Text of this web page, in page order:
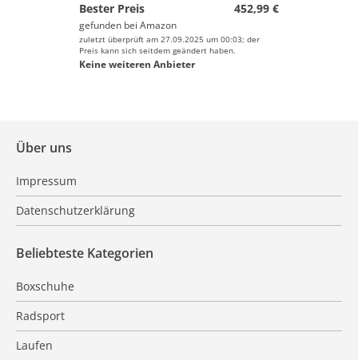
Bester Preis
452,99 €
gefunden bei Amazon
zuletzt überprüft am 27.09.2025 um 00:03; der
Preis kann sich seitdem geändert haben.
Keine weiteren Anbieter
Über uns
Impressum
Datenschutzerklärung
Beliebteste Kategorien
Boxschuhe
Radsport
Laufen